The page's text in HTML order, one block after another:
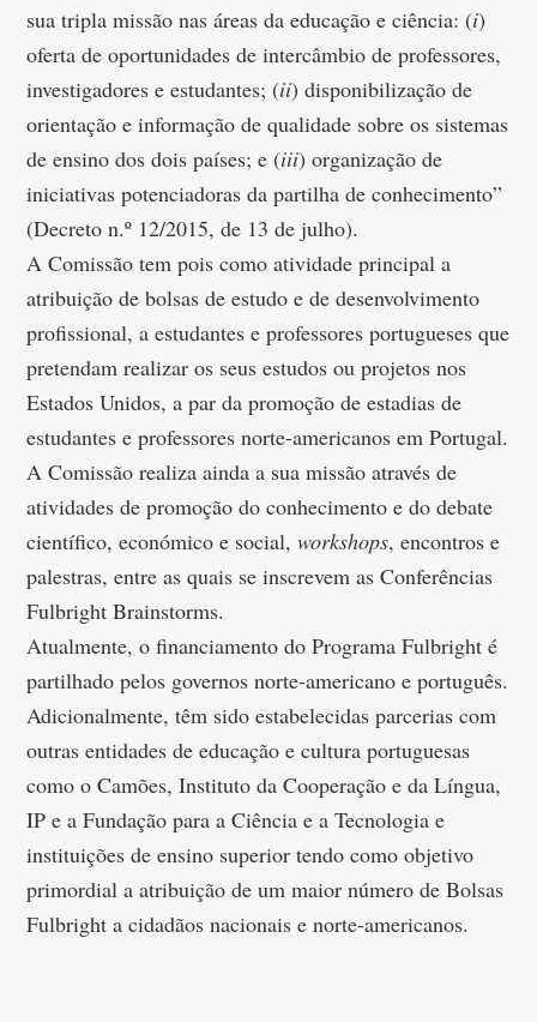
sua tripla missão nas áreas da educação e ciência: (i)
oferta de oportunidades de intercâmbio de professores,
investigadores e estudantes; (ii) disponibilização de
orientação e informação de qualidade sobre os sistemas
de ensino dos dois países; e (iii) organização de
iniciativas potenciadoras da partilha de conhecimento”
(Decreto n.º 12/2015, de 13 de julho).
A Comissão tem pois como atividade principal a
atribuição de bolsas de estudo e de desenvolvimento
profissional, a estudantes e professores portugueses que
pretendam realizar os seus estudos ou projetos nos
Estados Unidos, a par da promoção de estadias de
estudantes e professores norte-americanos em Portugal.
A Comissão realiza ainda a sua missão através de
atividades de promoção do conhecimento e do debate
científico, económico e social,workshops, encontros e
palestras, entre as quais se inscrevem as Conferências
Fulbright Brainstorms.
Atualmente, o financiamento do Programa Fulbright é
partilhado pelos governos norte-americano e português.
Adicionalmente, têm sido estabelecidas parcerias com
outras entidades de educação e cultura portuguesas
como o Camões, Instituto da Cooperação e da Língua,
IP e a Fundação para a Ciência e a Tecnologia e
instituições de ensino superior tendo como objetivo
primordial a atribuição de um maior número de Bolsas
Fulbright a cidadãos nacionais e norte-americanos.